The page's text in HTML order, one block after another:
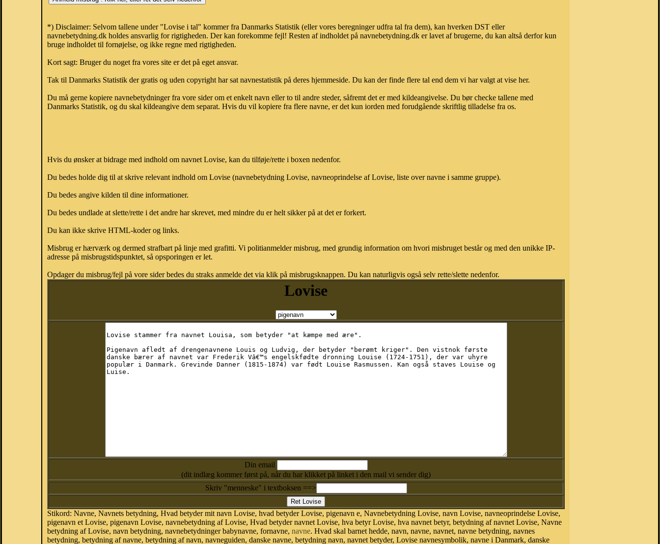
*) Disclaimer: Selvom tallene under "Lovise i tal" kommer fra Danmarks Statistik (eller vores beregninger udfra tal fra dem), kan hverken DST eller
navnebetydning.dk holdes ansvarlig for rigtigheden. Der kan forekomme fejl! Resten af indholdet på navnebetydning.dk er lavet af brugerne, du kan altså derfor kun
bruge indholdet til fornøjelse, og ikke regne med rigtigheden.
Kort sagt: Bruger du noget fra vores site er det på eget ansvar.
Tak til Danmarks Statistik der gratis og uden copyright har sat navnestatistik på deres hjemmeside. Du kan der finde flere tal end dem vi har valgt at vise her.
Du må gerne kopiere navnebetydninger fra vore sider om et enkelt navn eller to til andre steder, såfremt det er med kildeangivelse. Du bør checke tallene med
Danmarks Statistik, og du skal kildeangive dem separat. Hvis du vil kopiere fra flere navne, er det kun iorden med forudgående skriftlig tilladelse fra os.
Hvis du ønsker at bidrage med indhold om navnet Lovise, kan du tilføje/rette i boxen nedenfor.
Du bedes holde dig til at skrive relevant indhold om Lovise (navnebetydning Lovise, navneoprindelse af Lovise, liste over navne i samme gruppe).
Du bedes angive kilden til dine informationer.
Du bedes undlade at slette/rette i det andre har skrevet, med mindre du er helt sikker på at det er forkert.
Du kan ikke skrive HTML-koder og links.
Misbrug er hærværk og dermed strafbart på linje med grafitti. Vi politianmelder misbrug, med grundig information om hvori misbruget består og med den unikke IP-
adresse på misbrugstidspunktet, så opsporingen er let.
Opdager du misbrug/fejl på vore sider bedes du straks anmelde det via klik på misbrugsknappen. Du kan naturligvis også selv rette/slette nedenfor.
Lovise
Din email
(dit indlæg kommer først på, når du har klikket på linket i den mail vi sender dig)
Skriv "menneske" i textboksen ==>
Stikord: Navne, Navnets betydning, Hvad betyder mit navn Lovise, hvad betyder Lovise, pigenavn e, Navnebetydning Lovise, navn Lovise, navneoprindelse Lovise,
pigenavn et Lovise, pigenavn Lovise, navnebetydning af Lovise, Hvad betyder navnet Lovise, hva betyr Lovise, hva navnet betyr, betydning af navnet Lovise, Navne
betydning af Lovise, navn betydning, navnebetydninger babynavne, fornavne, navne. Hvad skal barnet hedde, navn, navne, navnet, navne betydning, navnes
betydning, betydning af navne, betydning af navn, navneguiden, danske navne, betydning navn, navnet betyder, Lovise navnesymbolik, navne i Danmark, danske